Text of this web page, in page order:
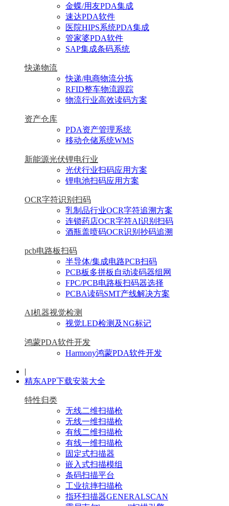
金蝶/用友PDA集成
速达PDA软件
医院HIPS系统PDA集成
管家婆PDA软件
SAP集成条码系统
快递物流
快递/电商物流分拣
RFID整车物流跟踪
物流行业高效读码方案
资产仓库
PDA资产管理系统
移动仓储系统WMS
新能源光伏锂电行业
光伏行业扫码应用方案
锂电池扫码应用方案
OCR字符识别扫码
乳制品行业OCR字符追溯方案
连锁药店OCR字符AI识别扫码
酒瓶盖喷码OCR识别抄码追溯
pcb电路板扫码
半导体/集成电路PCB扫码
PCB板多拼板自动读码器组网
FPC/PCB电路板扫码器选择
PCBA读码SMT产线解决方案
AI机器视觉检测
视觉LED检测及NG标记
鸿蒙PDA软件开发
Harmony鸿蒙PDA软件开发
|
精东APP下载安装大全
特性归类
无线二维扫描枪
无线一维扫描枪
有线二维扫描枪
有线一维扫描枪
固定式扫描器
嵌入式扫描模组
条码扫描平台
工业抗摔扫描枪
指环扫描器GENERALSCAN